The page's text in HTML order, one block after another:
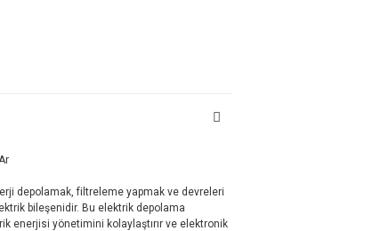
depolamak, filtreleme yapmak ve devreleri
bileşenidir. Bu elektrik depolama
enerjisi yönetimini kolaylaştırır ve elektronik